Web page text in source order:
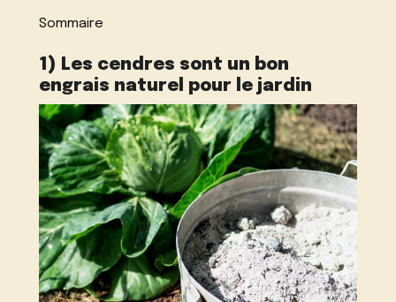
Sommaire
1) Les cendres sont un bon
engrais naturel pour le jardin